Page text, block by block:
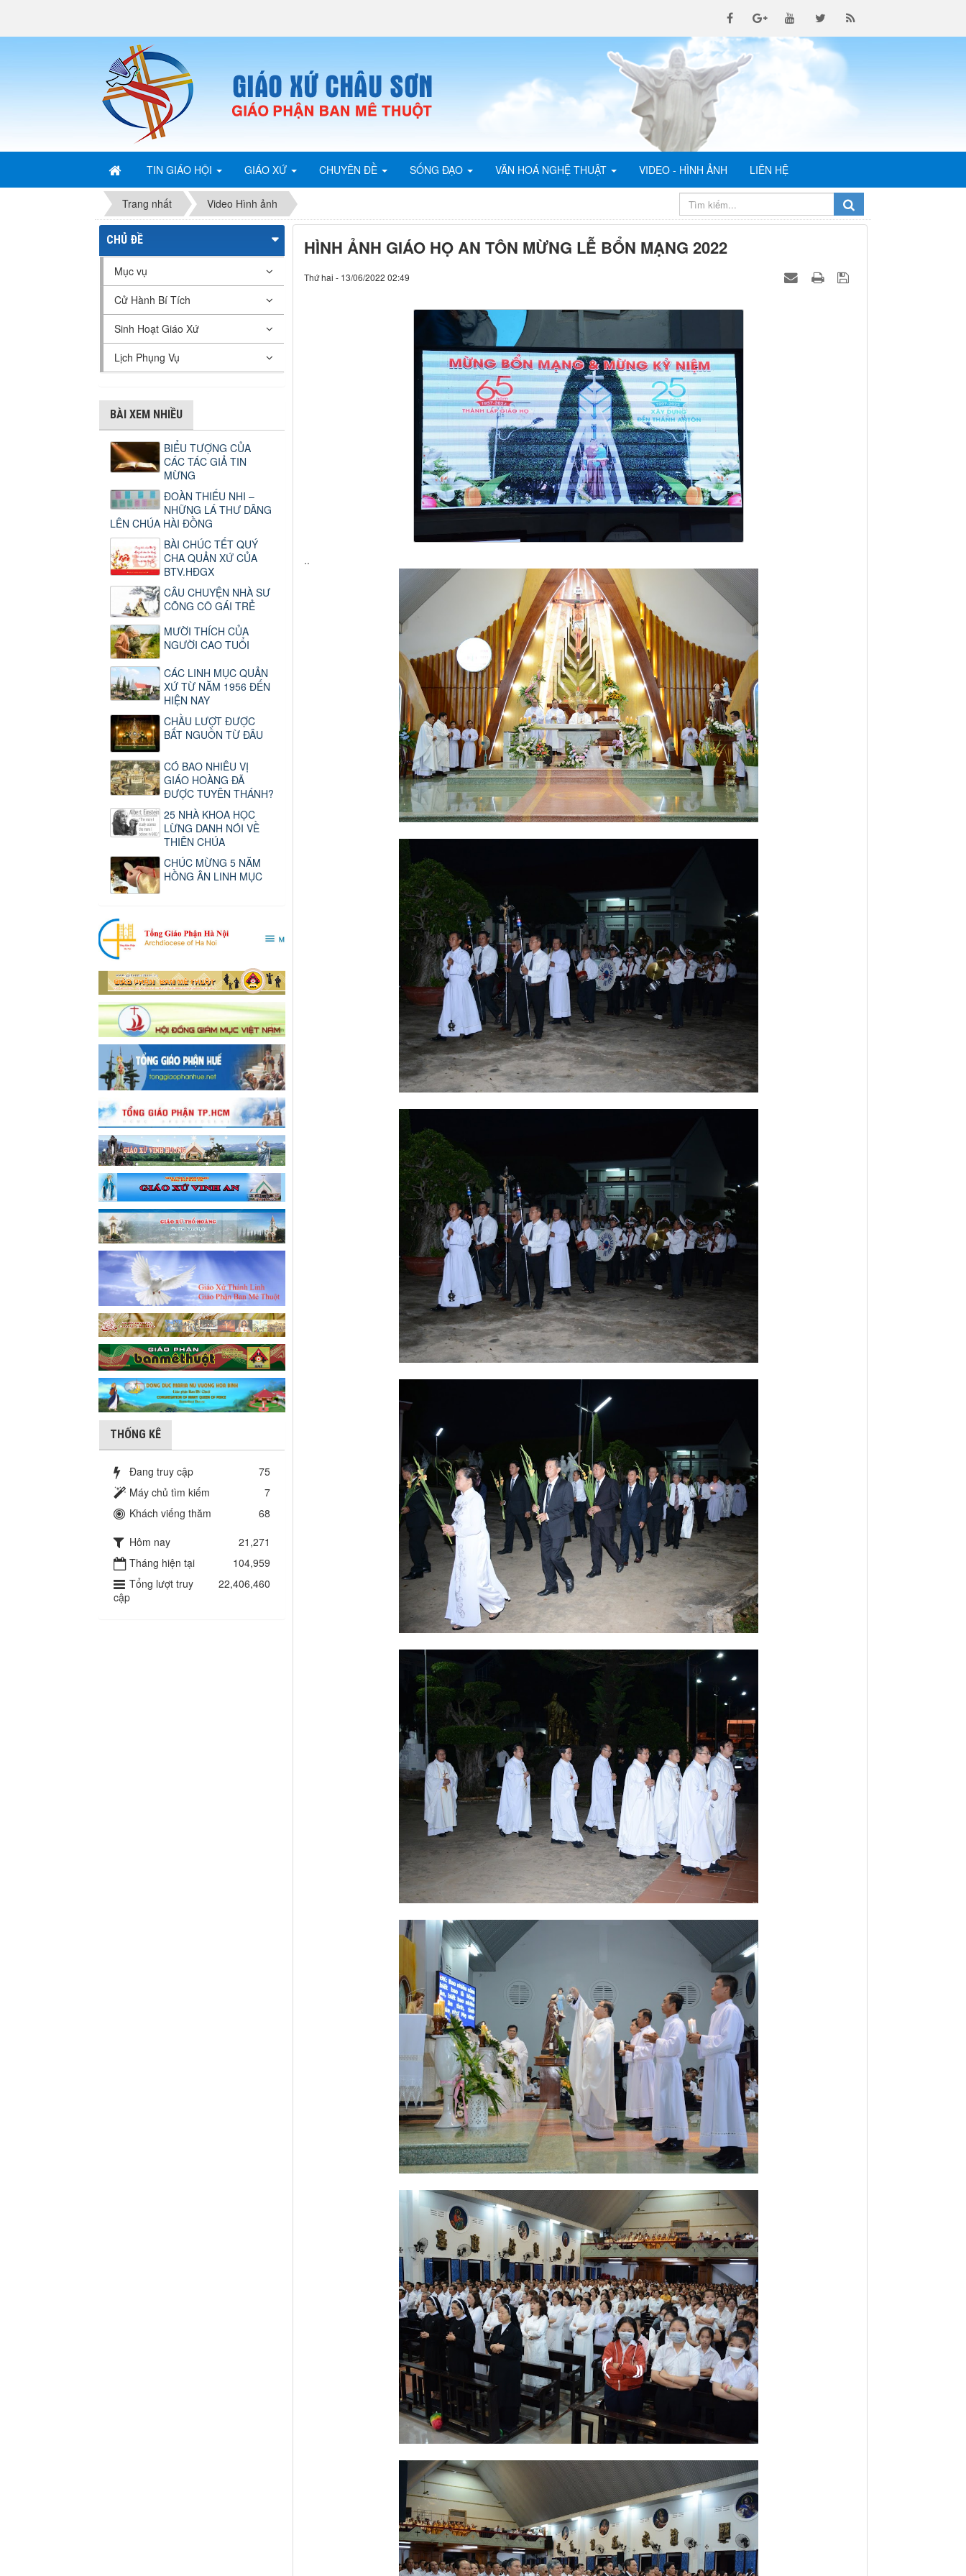
TIN GIÁO HỘI GIÁO XỨ CHUYÊN ĐỀ SỐNG ĐẠO VĂN HOÁ NGHỆ THUẬT VIDEO - HÌNH ẢNH LIÊN HỆ
Trang nhất Video Hình ảnh
HÌNH ẢNH GIÁO HỌ AN TÔN MỪNG LỄ BỔN MẠNG 2022
Thứ hai - 13/06/2022 02:49
..
CHỦ ĐỀ
Mục vụ
Cử Hành Bí Tích
Sinh Hoạt Giáo Xứ
Lịch Phụng Vụ
BÀI XEM NHIỀU
BIỂU TƯỢNG CỦA
CÁC TÁC GIẢ TIN
MỪNG
ĐOÀN THIẾU NHI –
NHỮNG LÁ THƯ DÂNG
LÊN CHÚA HÀI ĐỒNG
BÀI CHÚC TẾT QUÝ
CHA QUẢN XỨ CỦA
BTV.HĐGX
CÂU CHUYỆN NHÀ SƯ
CÕNG CÔ GÁI TRẺ
MƯỜI THÍCH CỦA
NGƯỜI CAO TUỔI
CÁC LINH MỤC QUẢN
XỨ TỪ NĂM 1956 ĐẾN
HIỆN NAY
CHẦU LƯỢT ĐƯỢC
BẮT NGUỒN TỪ ĐÂU
CÓ BAO NHIÊU VỊ
GIÁO HOÀNG ĐÃ
ĐƯỢC TUYÊN THÁNH?
25 NHÀ KHOA HỌC
LỪNG DANH NÓI VỀ
THIÊN CHÚA
CHÚC MỪNG 5 NĂM
HỒNG ÂN LINH MỤC
THỐNG KÊ
Đang truy cập
75
Máy chủ tìm kiếm
7
Khách viếng thăm
68
Hôm nay
21,271
Tháng hiện tại
104,959
Tổng lượt truy
cập
22,406,460